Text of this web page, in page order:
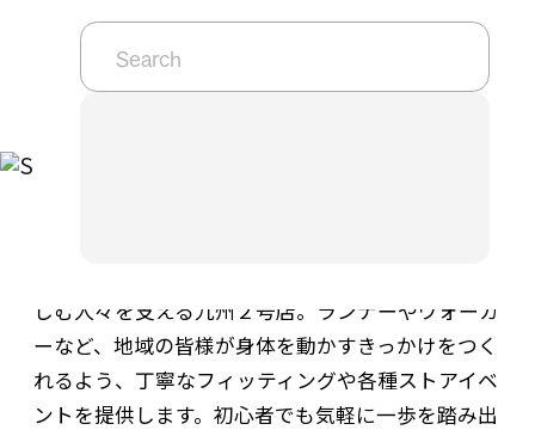
会社を知る
仕事を知る
キ
ワ
しむ人々を支える九州２号店。ランナーやウォーカ
ーなど、地域の皆様が身体を動かすきっかけをつく
れるよう、丁寧なフィッティングや各種ストアイベ
ントを提供します。初心者でも気軽に一歩を踏み出